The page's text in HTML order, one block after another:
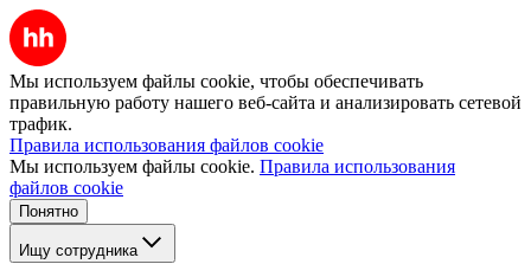
Мы используем файлы cookie, чтобы обеспечивать
правильную работу нашего веб-сайта и анализировать сетевой
трафик.
Правила использования файлов cookie
Мы используем файлы cookie. Правила использования
файлов cookie
Понятно
Ищу сотрудника